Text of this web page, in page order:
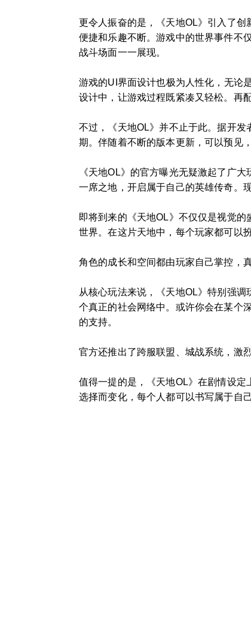
更令人振奋的是，《天地OL》引入了
便捷和乐趣不断。游戏中的世界事件不
战斗场面一一展现。
游戏的UI界面设计也极为人性化，无论
设计中，让游戏过程既紧凑又轻松。再
不过，《天地OL》并不止于此。据开
期。伴随着不断的版本更新，可以预见
《天地OL》的官方曝光无疑激起了广
一席之地，开启属于自己的英雄传奇。
即将到来的《天地OL》不仅仅是视觉
世界。在这片天地中，每个玩家都可以
角色的成长和空间都由玩家自己掌控，
从核心玩法来说，《天地OL》特别强
个真正的社会网络中。或许你会在某个
的支持。
官方还推出了跨服联盟、城战系统，激
值得一提的是，《天地OL》在剧情设
选择而变化，每个人都可以书写属于自